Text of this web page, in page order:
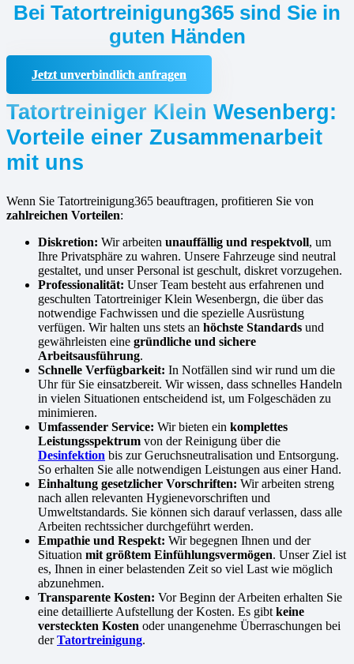
Bei Tatortreinigung365 sind Sie in
guten Händen
Jetzt unverbindlich anfragen
Tatortreiniger Klein Wesenberg:
Vorteile einer Zusammenarbeit
mit uns
Wenn Sie Tatortreinigung365 beauftragen, profitieren Sie von
zahlreichen Vorteilen:
Diskretion: Wir arbeiten unauffällig und respektvoll, um
Ihre Privatsphäre zu wahren. Unsere Fahrzeuge sind neutral
gestaltet, und unser Personal ist geschult, diskret vorzugehen.
Professionalität: Unser Team besteht aus erfahrenen und
geschulten Tatortreiniger Klein Wesenbergn, die über das
notwendige Fachwissen und die spezielle Ausrüstung
verfügen. Wir halten uns stets an höchste Standards und
gewährleisten eine gründliche und sichere
Arbeitsausführung.
Schnelle Verfügbarkeit: In Notfällen sind wir rund um die
Uhr für Sie einsatzbereit. Wir wissen, dass schnelles Handeln
in vielen Situationen entscheidend ist, um Folgeschäden zu
minimieren.
Umfassender Service: Wir bieten ein komplettes
Leistungsspektrum von der Reinigung über die
Desinfektion bis zur Geruchsneutralisation und Entsorgung.
So erhalten Sie alle notwendigen Leistungen aus einer Hand.
Einhaltung gesetzlicher Vorschriften: Wir arbeiten streng
nach allen relevanten Hygienevorschriften und
Umweltstandards. Sie können sich darauf verlassen, dass alle
Arbeiten rechtssicher durchgeführt werden.
Empathie und Respekt: Wir begegnen Ihnen und der
Situation mit größtem Einfühlungsvermögen. Unser Ziel ist
es, Ihnen in einer belastenden Zeit so viel Last wie möglich
abzunehmen.
Transparente Kosten: Vor Beginn der Arbeiten erhalten Sie
eine detaillierte Aufstellung der Kosten. Es gibt keine
versteckten Kosten oder unangenehme Überraschungen bei
derTatortreinigung.